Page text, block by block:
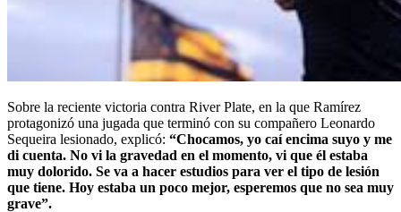
Sobre la reciente victoria contra River Plate, en la que Ramírez
protagonizó una jugada que terminó con su compañero Leonardo
Sequeira lesionado, explicó: “Chocamos, yo caí encima suyo y me
di cuenta. No vi la gravedad en el momento, vi que él estaba
muy dolorido. Se va a hacer estudios para ver el tipo de lesión
que tiene. Hoy estaba un poco mejor, esperemos que no sea muy
grave”.